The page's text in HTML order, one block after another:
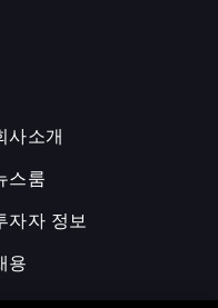
사소개
스룸
자자 정보
용